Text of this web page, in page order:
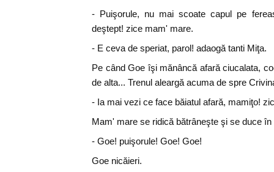
- Puişorule, nu mai scoate capul pe
deştept! zice mam' mare.
- E ceva de speriat, parol! adaogă tanti Miţa.
Pe când Goe îşi mănâncă afară ciucalata,
de alta... Trenul aleargă acuma de spre
- Ia mai vezi ce face băiatul afară, mamiţo!
Mam' mare se ridică bătrâneşte şi se duce în
- Goe! puişorule! Goe! Goe!
Goe nicăieri.